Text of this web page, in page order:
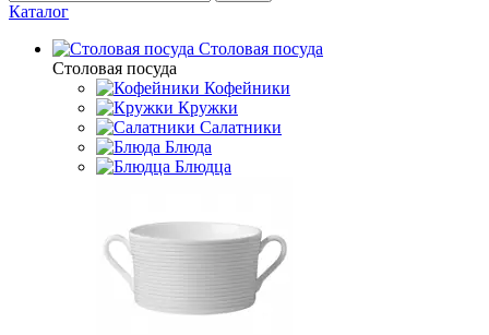
Каталог
Столовая посуда
Столовая посуда
Кофейники
Кружки
Салатники
Блюда
Блюдца